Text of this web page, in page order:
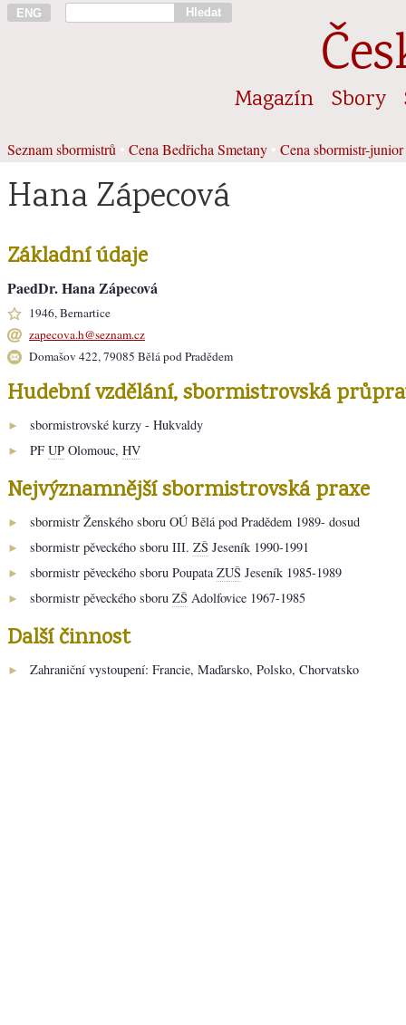
ENG Hledat
Magazín Sbory
Seznam sbormistrů Cena Bedřicha Smetany Cena sbormistr-junior
Hana Zápecová
Základní údaje
PaedDr. Hana Zápecová
1946, Bernartice
zapecova.h@seznam.cz
Domašov 422, 79085 Bělá pod Pradědem
Hudební vzdělání, sbormistrovská
► sbormistrovské kurzy - Hukvaldy
► PF UP Olomouc, HV
Nejvýznamnější sbormistrovská praxe
► sbormistr Ženského sboru OÚ Bělá pod Pradědem 1989- dosud
► sbormistr pěveckého sboru III. ZŠ Jeseník 1990-1991
► sbormistr pěveckého sboru Poupata ZUŠ Jeseník 1985-1989
► sbormistr pěveckého sboru ZŠ Adolfovice 1967-1985
Další činnost
► Zahraniční vystoupení: Francie, Maďarsko, Polsko, Chorvatsko